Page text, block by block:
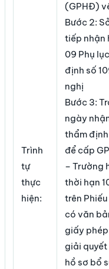
Trình
tự
thực
hiện:
(GPHĐ)
Bước 2:
tiếp nhận
09 Phụ
định số
nghị
Bước 3:
ngày
thẩm
để cấp
– Trường
thời hạn
trên
có văn
giấy
giải
hồ sơ bổ